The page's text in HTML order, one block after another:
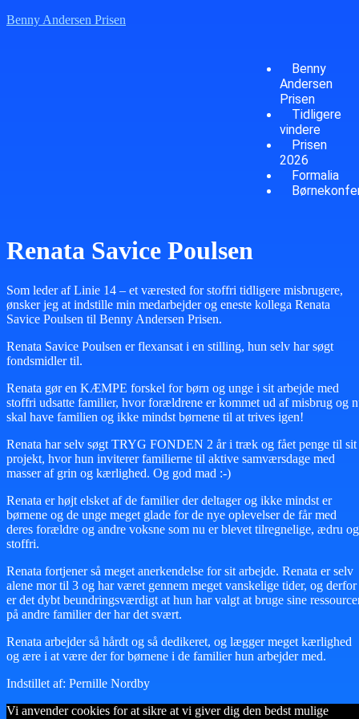
Benny Andersen Prisen
Benny
Andersen
Prisen
Tidligere
vindere
Prisen
2026
Formalia
Renata Savice Poulsen
Som leder af Linie 14 – et værested for stoffri tidligere misbrugere,
ønsker jeg at indstille min medarbejder og eneste kollega Renata
Savice Poulsen til Benny Andersen Prisen.
Renata Savice Poulsen er flexansat i en stilling, hun selv har søgt
fondsmidler til.
Renata gør en KÆMPE forskel for børn og unge i sit arbejde med
stoffri udsatte familier, hvor forældrene er kommet ud af misbrug og
skal have familien og ikke mindst børnene til at trives igen!
Renata har selv søgt TRYG FONDEN 2 år i træk og fået penge til sit
projekt, hvor hun inviterer familierne til aktive samværsdage med
masser af grin og kærlighed. Og god mad :-)
Renata er højt elsket af de familier der deltager og ikke mindst er
børnene og de unge meget glade for de nye oplevelser de får med
deres forældre og andre voksne som nu er blevet tilregnelige, ædru og
stoffri.
Renata fortjener så meget anerkendelse for sit arbejde. Renata er selv
alene mor til 3 og har været gennem meget vanskelige tider, og derfor
er det dybt beundringsværdigt at hun har valgt at bruge sine
på andre familier der har det svært.
Renata arbejder så hårdt og så dedikeret, og lægger meget kærlighed
og ære i at være der for børnene i de familier hun arbejder med.
Indstillet af: Pernille Nordby
Vi anvender cookies for at sikre at vi giver dig den bedst mulige